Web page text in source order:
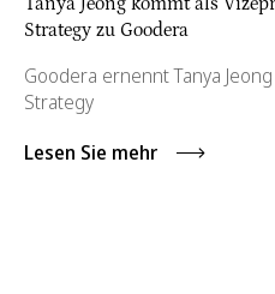
Strategy zu Goodera
Goodera ernennt Tanya
Strategy
Lesen Sie mehr